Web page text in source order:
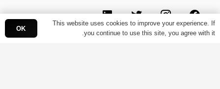
This website uses cookies to improve your experience. If
you continue to use this site, you agree with it.
OK